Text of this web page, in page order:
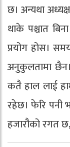
छ। अन्यथा
थाके पश्चात
प्रयोग होस।
अनुकुलतामा
कतै हाल लाई
रहेछ। फेरि पनी
हजारौको रगत